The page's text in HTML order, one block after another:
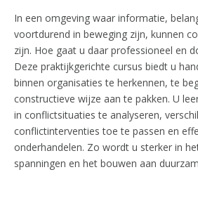
In een omgeving waar informatie,
voortdurend in beweging zijn, kunnen
zijn. Hoe gaat u daar professioneel en
Deze praktijkgerichte cursus biedt u
binnen organisaties te herkennen, te
constructieve wijze aan te pakken. U
in conflictsituaties te analyseren,
conflictinterventies toe te passen en
onderhandelen. Zo wordt u sterker in
spanningen en het bouwen aan